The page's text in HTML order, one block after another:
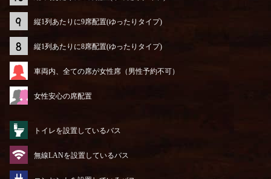
縦1列あたりに9席配置(ゆったりタイプ)
縦1列あたりに8席配置(ゆったりタイプ)
車両内、全ての席が女性席（男性予約不可）
女性安心の席配置
トイレを設置しているバス
無線LANを設置しているバス